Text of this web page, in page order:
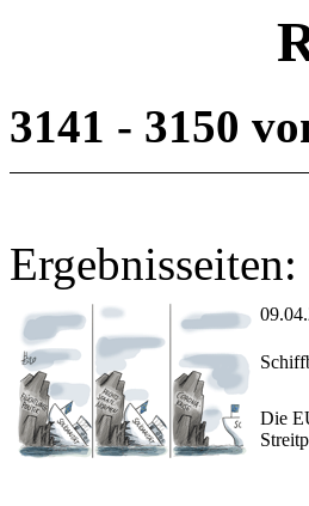
3141 - 3150
Ergebnisseiten:
Die